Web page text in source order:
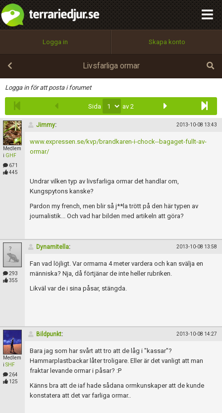
Logga in Skapa konto
Livsfarliga ormar
Logga in för att posta i forumet
Sida av 2
Medlem
i GHF
671
445
Jimmy: 2013-10-08 13:43
www.expressen.se/kvp/brandkaren-i-chock--bagaget-fullt-av-
ormar/
Undrar vilken typ av livsfarliga ormar det handlar om,
Kungspytons kanske?
Pardon my french, men blir så j**la trött på den här typen av
journalistik... Och vad har bilden med artikeln att göra?
293
355
Dynamitella: 2013-10-08 13:58
Fan vad löjligt. Var ormarna 4 meter vardera och kan svälja en
människa? Nja, då förtjänar de inte heller rubriken.
Likväl var de i sina påsar, stängda.
Medlem
i SHF
264
125
Bildpunkt: 2013-10-08 14:27
Bara jag som har svårt att tro att de låg i "kassar"?
Hammarplastbackar låter troligare. Eller är det vanligt att man
fraktar levande ormar i påsar? :P
Känns bra att de iaf hade sådana ormkunskaper att de kunde
konstatera att det var farliga ormar..
Infoga
Utför
100%
OK
integritetspolicy
Namn:
Epost:
Användarnamn:
Lösenord:
Begär nytt lösenord
Tillbaka till förstasidan